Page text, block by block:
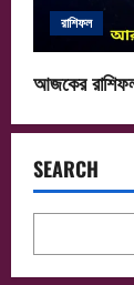
রাশিফল
আজকের
SEARCH